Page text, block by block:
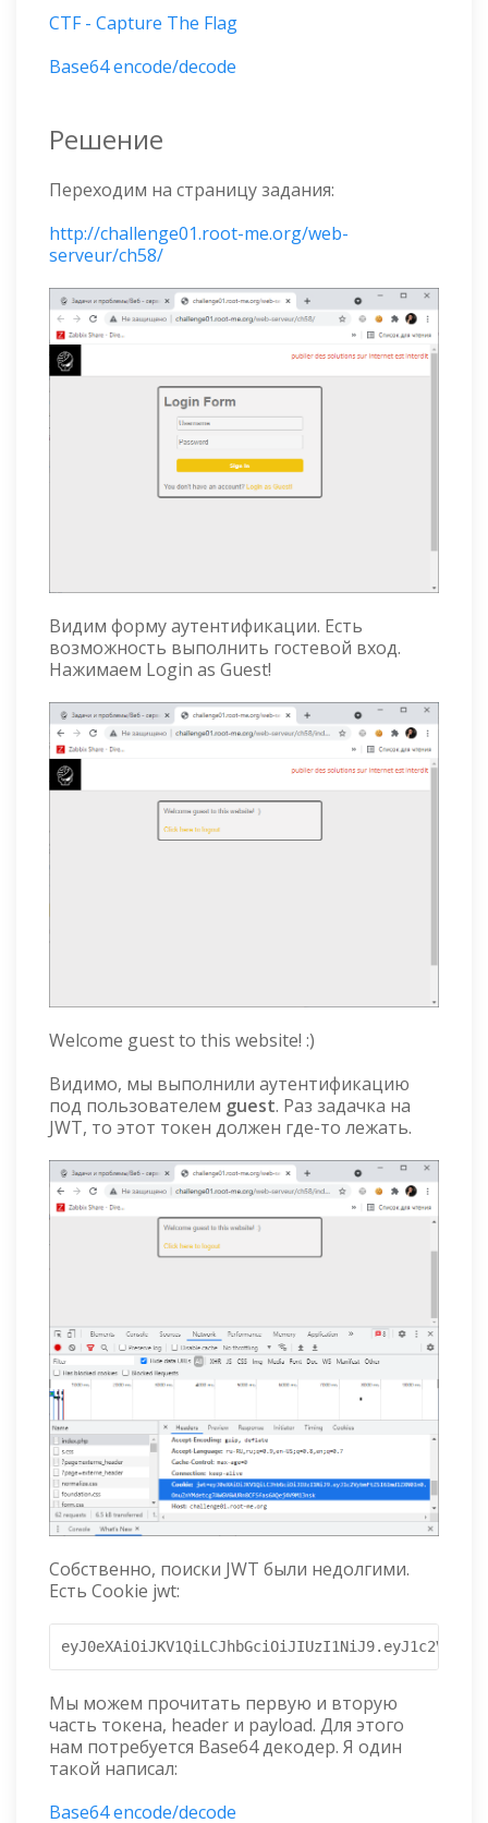
CTF - Capture The Flag
Base64 encode/decode
Решение
Переходим на страницу задания:
http://challenge01.root-me.org/web-
serveur/ch58/
Видим форму аутентификации. Есть
возможность выполнить гостевой вход.
Нажимаем Login as Guest!
Welcome guest to this website! :)
Видимо, мы выполнили аутентификацию
под пользователем guest. Раз задачка на
JWT, то этот токен должен где-то лежать.
Собственно, поиски JWT были недолгими.
Есть Cookie jwt:
Мы можем прочитать первую и вторую
часть токена, header и payload. Для этого
нам потребуется Base64 декодер. Я один
такой написал:
Base64 encode/decode